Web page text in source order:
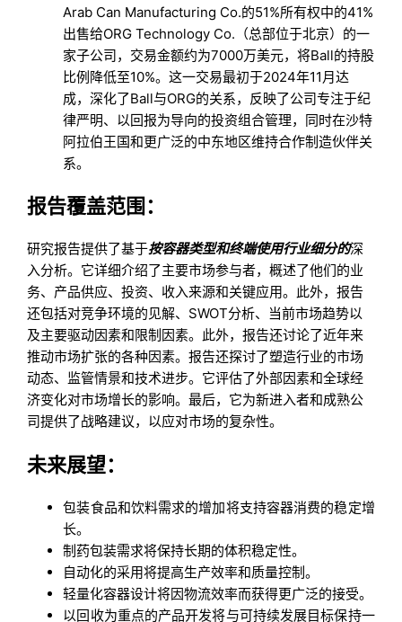
Arab Can Manufacturing Co.的51%所有权中的41%
出售给ORG Technology Co.（总部位于北京）的一
家子公司，交易金额约为7000万美元，将Ball的持股
比例降低至10%。这一交易最初于2024年11月达
成，深化了Ball与ORG的关系，反映了公司专注于纪
律严明、以回报为导向的投资组合管理，同时在沙特
阿拉伯王国和更广泛的中东地区维持合作制造伙伴关
系。
报告覆盖范围：
研究报告提供了基于按容器类型和终端使用行业细分的深
入分析。它详细介绍了主要市场参与者，概述了他们的业
务、产品供应、投资、收入来源和关键应用。此外，报告
还包括对竞争环境的见解、SWOT分析、当前市场趋势以
及主要驱动因素和限制因素。此外，报告还讨论了近年来
推动市场扩张的各种因素。报告还探讨了塑造行业的市场
动态、监管情景和技术进步。它评估了外部因素和全球经
济变化对市场增长的影响。最后，它为新进入者和成熟公
司提供了战略建议，以应对市场的复杂性。
未来展望：
包装食品和饮料需求的增加将支持容器消费的稳定增
长。
制药包装需求将保持长期的体积稳定性。
自动化的采用将提高生产效率和质量控制。
轻量化容器设计将因物流效率而获得更广泛的接受。
以回收为重点的产品开发将与可持续发展目标保持一